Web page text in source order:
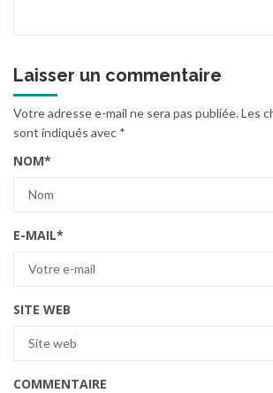
Laisser un commentaire
Votre adresse e-mail ne sera pas publiée.Les
sont indiqués avec *
NOM*
E-MAIL*
SITE WEB
COMMENTAIRE